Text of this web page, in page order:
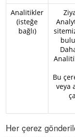
Analitikler
(isteğe
bağlı)
Bu
veya
Her çerez